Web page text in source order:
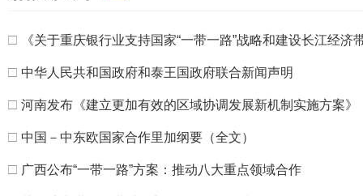
□ 《关于重庆银行业支持国家“一带一路”战略和建设长江经济
□ 中华人民共和国政府和泰王国政府联合新闻声明
□ 河南发布《建立更加有效的区域协调发展新机制实施方案》
□ 中国－中东欧国家合作里加纲要（全文）
□ 广西公布“一带一路”方案：推动八大重点领域合作